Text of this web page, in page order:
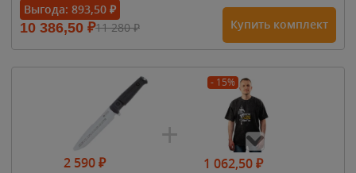
Выгода: 893,50 ₽
10 386,50 ₽11 280₽ Купить комплект
2 590₽
- 15%
1 062,50₽